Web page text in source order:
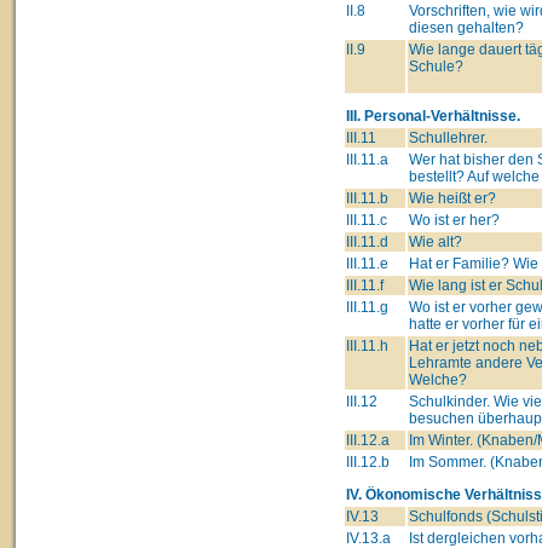
II.8
Vorschriften, wie
diesen gehalten?
II.9
Wie lange dauert
Schule?
III. Personal-Verhältnisse.
III.11
Schullehrer.
III.11.a
Wer hat bisher den
bestellt? Auf
III.11.b
Wie heißt er?
III.11.c
Wo ist er her?
III.11.d
Wie alt?
III.11.e
Hat er Familie?
III.11.f
Wie lang ist er
III.11.g
Wo ist er vorher
hatte er vorher für
III.11.h
Hat er jetzt noch
Lehramte andere
Welche?
III.12
Schulkinder. Wie
besuchen
III.12.a
Im Winter.
III.12.b
Im Sommer.
IV. Ökonomische
IV.13
Schulfonds
IV.13.a
Ist dergleichen